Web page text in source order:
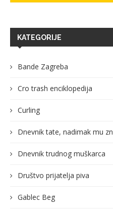
KATEGORIJE
Bande Zagreba
Cro trash enciklopedija
Curling
Dnevnik tate, nadimak mu
Dnevnik trudnog muškarca
Društvo prijatelja piva
Gablec Beg